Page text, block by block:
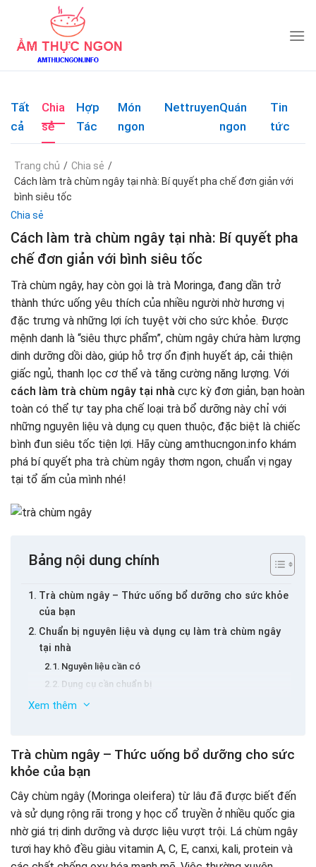
content
Tất
cả
Chia
sẻ
Hợp
Tác
Món
ngon
NettruyenQuán
ngon
Tin
tức
Trang chủ / Chia sẻ /
Cách làm trà chùm ngây tại nhà: Bí quyết pha chế đơn giản với
bình siêu tốc
Chia sẻ
Cách làm trà chùm ngây tại nhà: Bí quyết pha
chế đơn giản với bình siêu tốc
Trà chùm ngây, hay còn gọi là trà Moringa, đang dần trở
thành thức uống yêu thích của nhiều người nhờ hương vị
đặc trưng và những lợi ích tuyệt vời cho sức khỏe. Được
mệnh danh là “siêu thực phẩm”, chùm ngây chứa hàm lượng
dinh dưỡng dồi dào, giúp hỗ trợ ổn định huyết áp, cải thiện
giấc ngủ, thanh lọc cơ thể và tăng cường năng lượng. Với
cách làm trà chùm ngây tại nhà cực kỳ đơn giản, bạn hoàn
toàn có thể tự tay pha chế loại trà bổ dưỡng này chỉ với
những nguyên liệu và dụng cụ quen thuộc, đặc biệt là chiếc
bình đun siêu tốc tiện lợi. Hãy cùng amthucngon.info khám
phá bí quyết pha trà chùm ngây thơm ngon, chuẩn vị ngay
tại tổ ấm của mình nhé!
Bảng nội dung chính
Trà chùm ngây – Thức uống bổ dưỡng cho sức khỏe
của bạn
Chuẩn bị nguyên liệu và dụng cụ làm trà chùm ngây
tại nhà
Nguyên liệu cần có
Dụng cụ cần chuẩn bị
Hướng dẫn chi tiết cách làm trà chùm ngây bằng
tươi)
Bước 2: Đun nước bằng bình siêu tốc
Bước 4: Lọc trà và thưởng thức
Mẹo nhỏ để trà chùm ngây thêm thơm ngon và
chuẩn vị
Kết luận
Xem thêm
Trà chùm ngây – Thức uống bổ dưỡng cho sức
khỏe của bạn
Cây chùm ngây (Moringa oleifera) từ lâu đã được biết đến
và sử dụng rộng rãi trong y học cổ truyền ở nhiều quốc gia
nhờ giá trị dinh dưỡng và dược liệu vượt trội. Lá chùm ngây
tươi hay khô đều giàu vitamin A, C, E, canxi, kali, protein và